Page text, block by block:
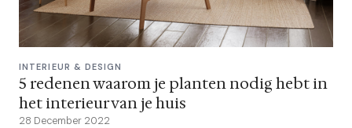
INTERIEUR & DESIGN
5 redenen waarom je planten nodig hebt in
het interieur van je huis
28 December 2022